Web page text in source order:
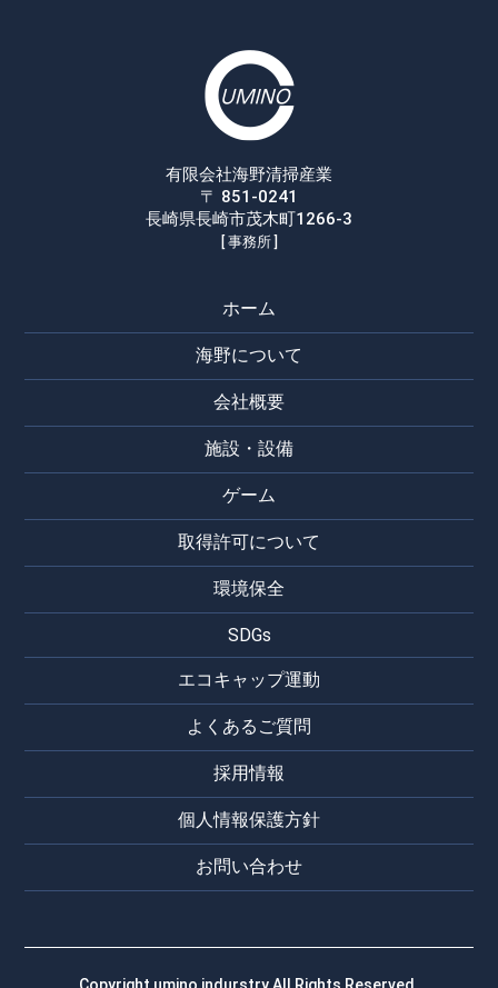
有限会社海野清掃産業
〒 851-0241
長崎県長崎市茂木町1266-3
[ 事務所 ]
ホーム
海野について
会社概要
施設・設備
ゲーム
取得許可について
環境保全
SDGs
エコキャップ運動
よくあるご質問
採用情報
個人情報保護方針
お問い合わせ
Copyright umino indurstry All Rights Reserved.